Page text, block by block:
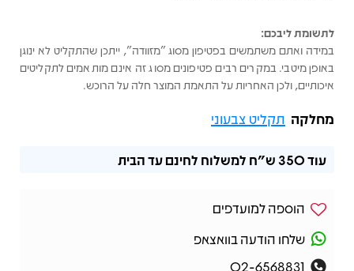
לתשומת ליבכם:
במידה ואתם משתמשים בפטיפון מסוג "מזוודה", ייתכן שהתקליט לא ינוגן
באופן מיטבי. במקרים רבים פטיפונים מסוג זה אינם מותאמים לתקליטים
איכותיים, ולכן האחריות על התאמת המוצר חלה על הרוכש.
מחלקה תקליט צבעוני
עוד350 ש"ח למשלוח לחינם עד הבית
הוספה למועדפים
שלחו הודעה בוואצאפ
02-6568831